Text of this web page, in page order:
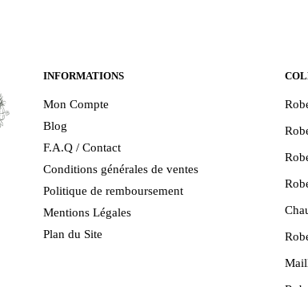
choisies
la
page
du
produit
la
page
du
INFORMATIONS
Mon Compte
Blog
F.A.Q / Contact
Conditions générales de ventes
Politique de remboursement
Mentions Légales
Plan du Site